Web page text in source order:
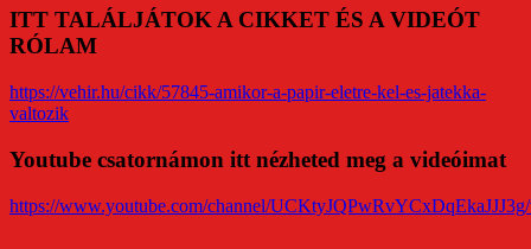
ITT TALÁLJÁTOK A CIKKET ÉS A VIDEÓT
RÓLAM
https://vehir.hu/cikk/57845-amikor-a-papir-eletre-kel-es-jatekka-
valtozik
Youtube csatornámon itt nézheted meg a videóimat
https://www.youtube.com/channel/